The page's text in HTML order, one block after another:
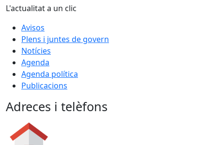
L'actualitat a un clic
Avisos
Plens i juntes de govern
Notícies
Agenda
Agenda política
Publicacions
Adreces i telèfons